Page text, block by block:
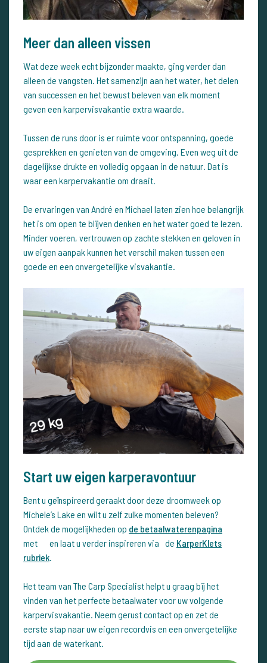
Meer dan alleen vissen
Wat deze week echt bijzonder maakte, ging verder dan
alleen de vangsten. Het samenzijn aan het water, het delen
van successen en het bewust beleven van elk moment
geven een karpervisvakantie extra waarde.
Tussen de runs door is er ruimte voor ontspanning, goede
gesprekken en genieten van de omgeving. Even weg uit de
dagelijkse drukte en volledig opgaan in de natuur. Dat is
waar een karpervakantie om draait.
De ervaringen van André en Michael laten zien hoe belangrijk
het is om open te blijven denken en het water goed te lezen.
Minder voeren, vertrouwen op zachte stekken en geloven in
uw eigen aanpak kunnen het verschil maken tussen een
goede en een onvergetelijke visvakantie.
Start uw eigen karperavontuur
Bent u geïnspireerd geraakt door deze droomweek op
Michele’s Lake en wilt u zelf zulke momenten beleven?
Ontdek de mogelijkheden op de betaalwaterenpagina
met en laat u verder inspireren via de KarperKlets
rubriek.
Het team van The Carp Specialist helpt u graag bij het
vinden van het perfecte betaalwater voor uw volgende
karpervisvakantie. Neem gerust contact op en zet de
eerste stap naar uw eigen recordvis en een onvergetelijke
tijd aan de waterkant.